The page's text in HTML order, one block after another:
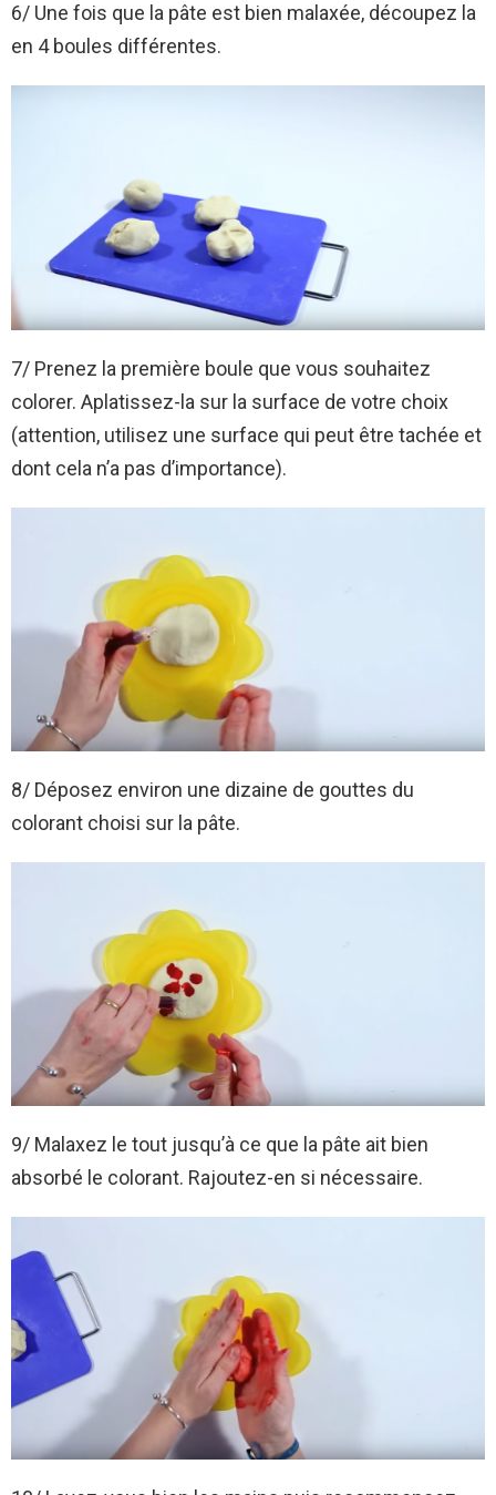
6/ Une fois que la pâte est bien malaxée, découpez la
en 4 boules différentes.
7/ Prenez la première boule que vous souhaitez
colorer. Aplatissez-la sur la surface de votre choix
(attention, utilisez une surface qui peut être tachée et
dont cela n’a pas d’importance).
8/ Déposez environ une dizaine de gouttes du
colorant choisi sur la pâte.
9/ Malaxez le tout jusqu’à ce que la pâte ait bien
absorbé le colorant. Rajoutez-en si nécessaire.